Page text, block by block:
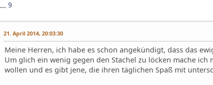
... 9
21. April 2014, 20:03:30
Meine Herren, ich habe es schon angekündigt, dass das
Um glich ein wenig gegen den Stachel zu löcken mache
wollen und es gibt jene, die ihren täglichen Spaß mit